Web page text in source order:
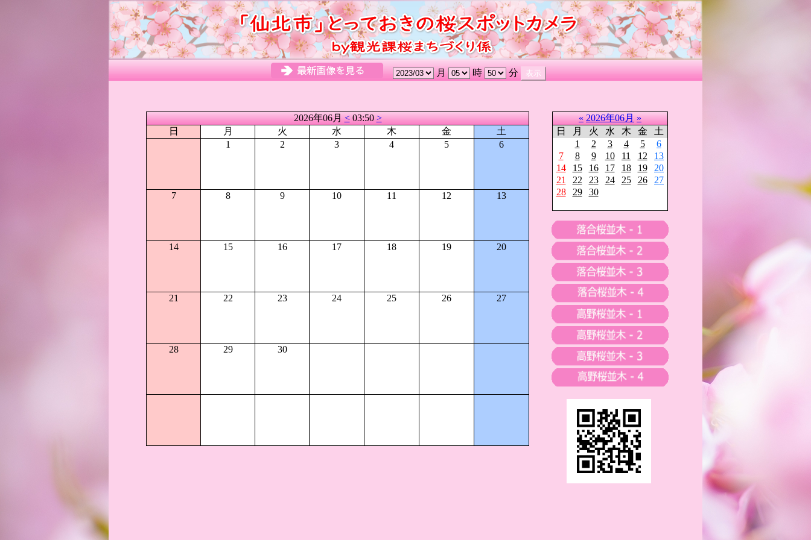
月 時 分
2026年06月<03:50>
日
月 火 水 木 金
土
1
2 3 4 5 6
7 8 9 10 11 12 13
14 15 16 17 18 19 20
21 22 23 24 25 26 27
28 29 30
« 2026年06月 »
日
月 火 水 木 金
土
1
2 3 4 5
6
7
8 9 10 11 12
13
14
15 16 17 18 19
20
21
22 23 24 25 26
27
28
29 30